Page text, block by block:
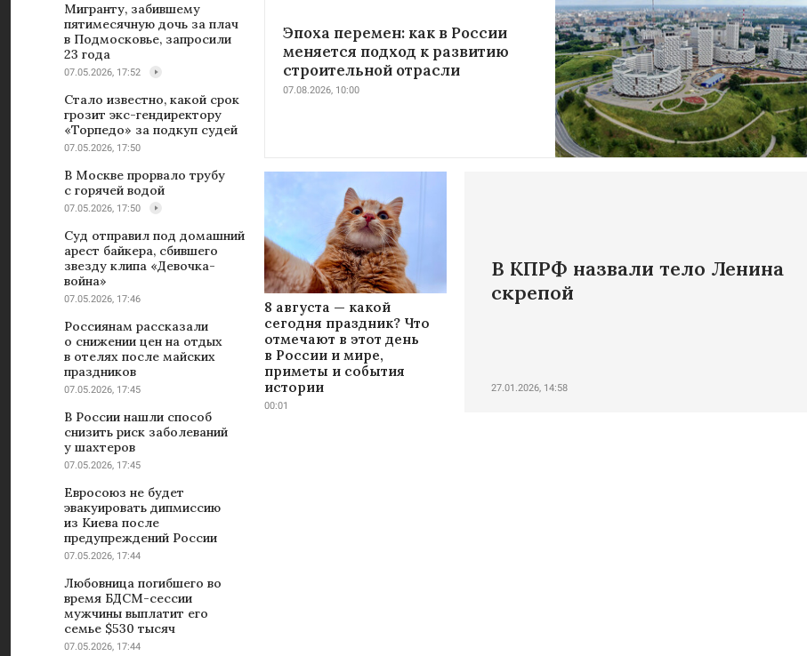
Мигранту, забившему
пятимесячную дочь за плач
в Подмосковье, запросили
23 года
07.05.2026, 17:52
Стало известно, какой срок
грозит экс-гендиректору
«Торпедо» за подкуп судей
07.05.2026, 17:50
В Москве прорвало трубу
с горячей водой
07.05.2026, 17:50
Суд отправил под домашний
арест байкера, сбившего
звезду клипа «Девочка-
война»
07.05.2026, 17:46
Россиянам рассказали
о снижении цен на отдых
в отелях после майских
праздников
07.05.2026, 17:45
В России нашли способ
снизить риск заболеваний
у шахтеров
07.05.2026, 17:45
Евросоюз не будет
эвакуировать дипмиссию
из Киева после
предупреждений России
07.05.2026, 17:44
Любовница погибшего во
время БДСМ-сессии
мужчины выплатит его
семье $530 тысяч
07.05.2026, 17:44
Эпоха перемен: как в России
меняется подход к развитию
строительной отрасли
07.08.2026, 10:00
8 августа — какой
сегодня праздник? Что
отмечают в этот день
в России и мире,
приметы и события
истории
00:01
В КПРФ назвали тело Ленина
скрепой
27.01.2026, 14:58